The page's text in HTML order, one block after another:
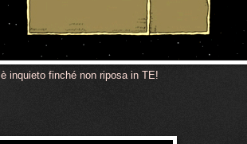
è inquieto finché non riposa in TE!